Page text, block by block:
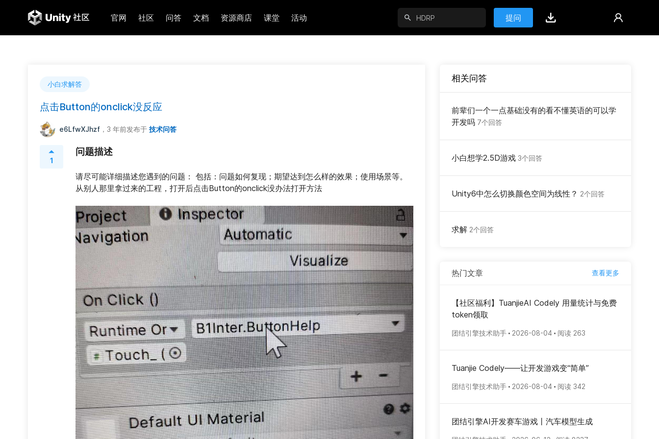
官网 社区 问答 文档 资源商店 课堂 活动 提问
小白求解答
点击Button的onclick没反应
e6LfwXJhzf ，3 年前发布于 技术问答
1
问题描述
请尽可能详细描述您遇到的问题： 包括：问题如何复现；期望达到怎么样的效果；使用场景等。
从别人那里拿过来的工程，打开后点击Button的onclick没办法打开方法
相关问答
前辈们一个一点基础没有的看不懂英语的可以学
开发吗 7个回答
小白想学2.5D游戏 3个回答
Unity6中怎么切换颜色空间为线性？ 2个回答
求解 2个回答
热门文章 查看更多
【社区福利】TuanjieAI Codely 用量统计与免费
token领取
团结引擎技术助手 2026-08-04 阅读 263
Tuanjie Codely——让开发游戏变“简单”
团结引擎技术助手 2026-08-04 阅读 342
团结引擎AI开发赛车游戏丨汽车模型生成